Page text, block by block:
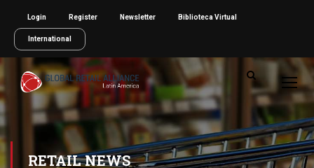
Login Register Newsletter Biblioteca Virtual
International
RETAIL NEWS